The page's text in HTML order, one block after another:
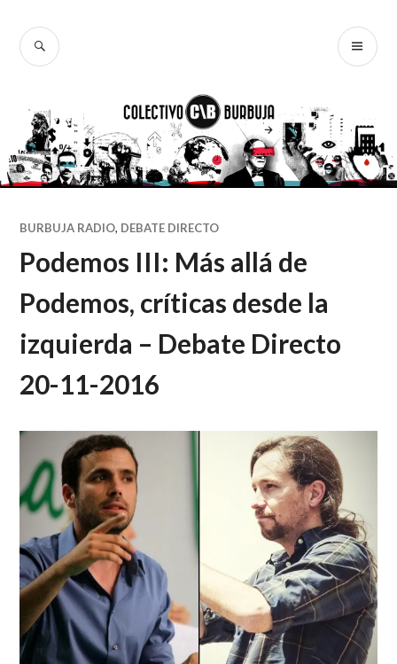
contenido
BUSCAR
BURBUJA RADIO, DEBATE DIRECTO
Podemos III: Más allá de
Podemos, críticas desde la
izquierda – Debate Directo
20-11-2016